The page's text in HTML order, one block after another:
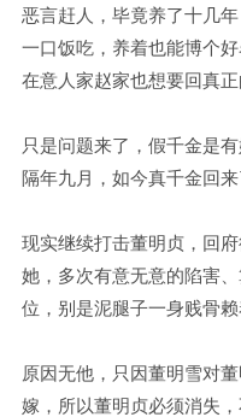
恶言赶人，毕竟养了十几
一口饭吃，养着也能博个
在意人家赵家也想要回真正
只是问题来了，假千金是
隔年九月，如今真千金回
现实继续打击董明贞，回
她，多次有意无意的陷害
位，别是泥腿子一身贱骨赖
原因无他，只因董明雪对
嫁，所以董明贞必须消失，